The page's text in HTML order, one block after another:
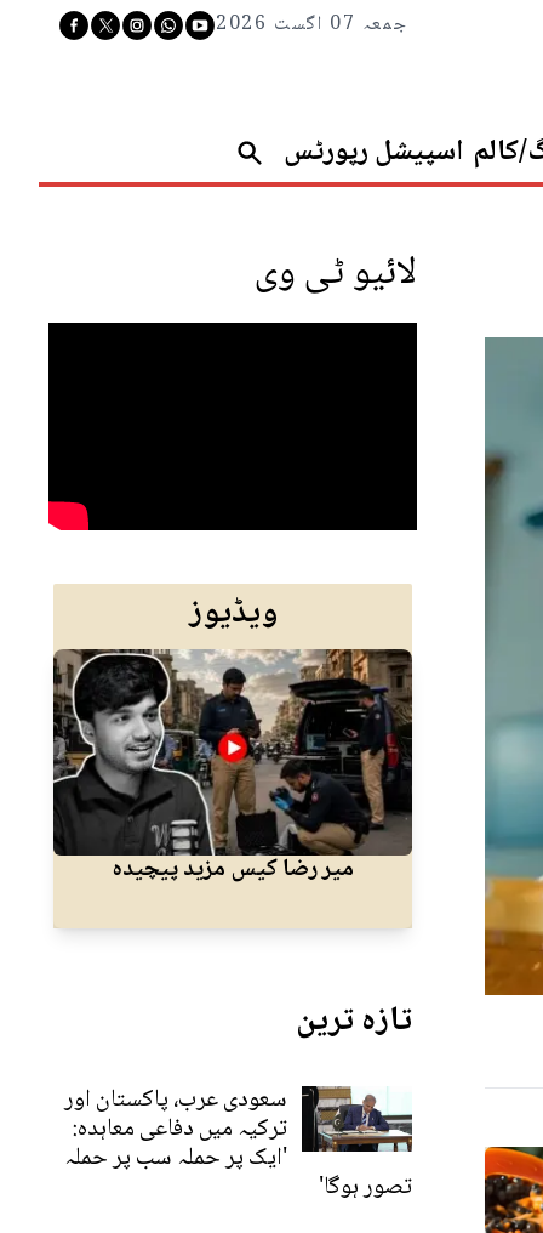
جمعہ 07 اگست 2026
کالم اسپیشل رپورٹس
لائیو ٹی وی
ویڈیوز
میر رضا کیس مزید پیچیدہ
تازہ ترین
سعودی عرب، پاکستان اور
ترکیہ میں دفاعی معاہدہ:
'ایک پر حملہ سب پر حملہ
تصور ہوگا'